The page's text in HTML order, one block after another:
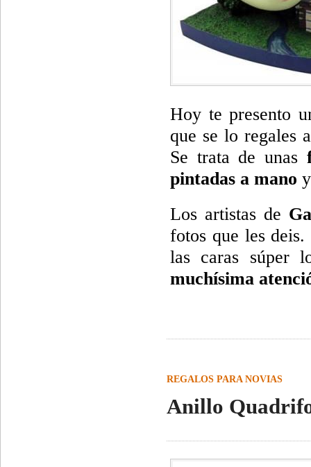
Hoy te presento
que se lo regales
Se trata de unas
pintadas a mano
Los artistas de
fotos que les
las caras súper
muchísima
REGALOS PARA NOVIAS
Anillo